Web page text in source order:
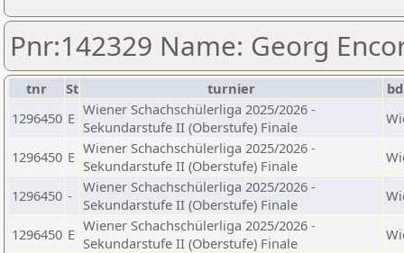
Pnr:142329 Name: Georg
tnr St turnier
1296450 E Wiener Schachschülerliga 2025/2026 -
Sekundarstufe II (Oberstufe) Finale
1296450 E Wiener Schachschülerliga 2025/2026 -
Sekundarstufe II (Oberstufe) Finale
1296450 -
Wiener Schachschülerliga 2025/2026 -
Sekundarstufe II (Oberstufe) Finale
1296450 E Wiener Schachschülerliga 2025/2026 -
Sekundarstufe II (Oberstufe) Finale